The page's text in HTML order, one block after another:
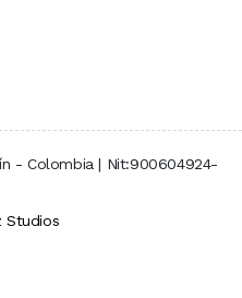
- Colombia | Nit:900604924-
Studios